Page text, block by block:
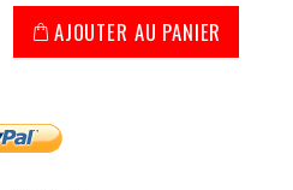
AJOUTER AU PANIER